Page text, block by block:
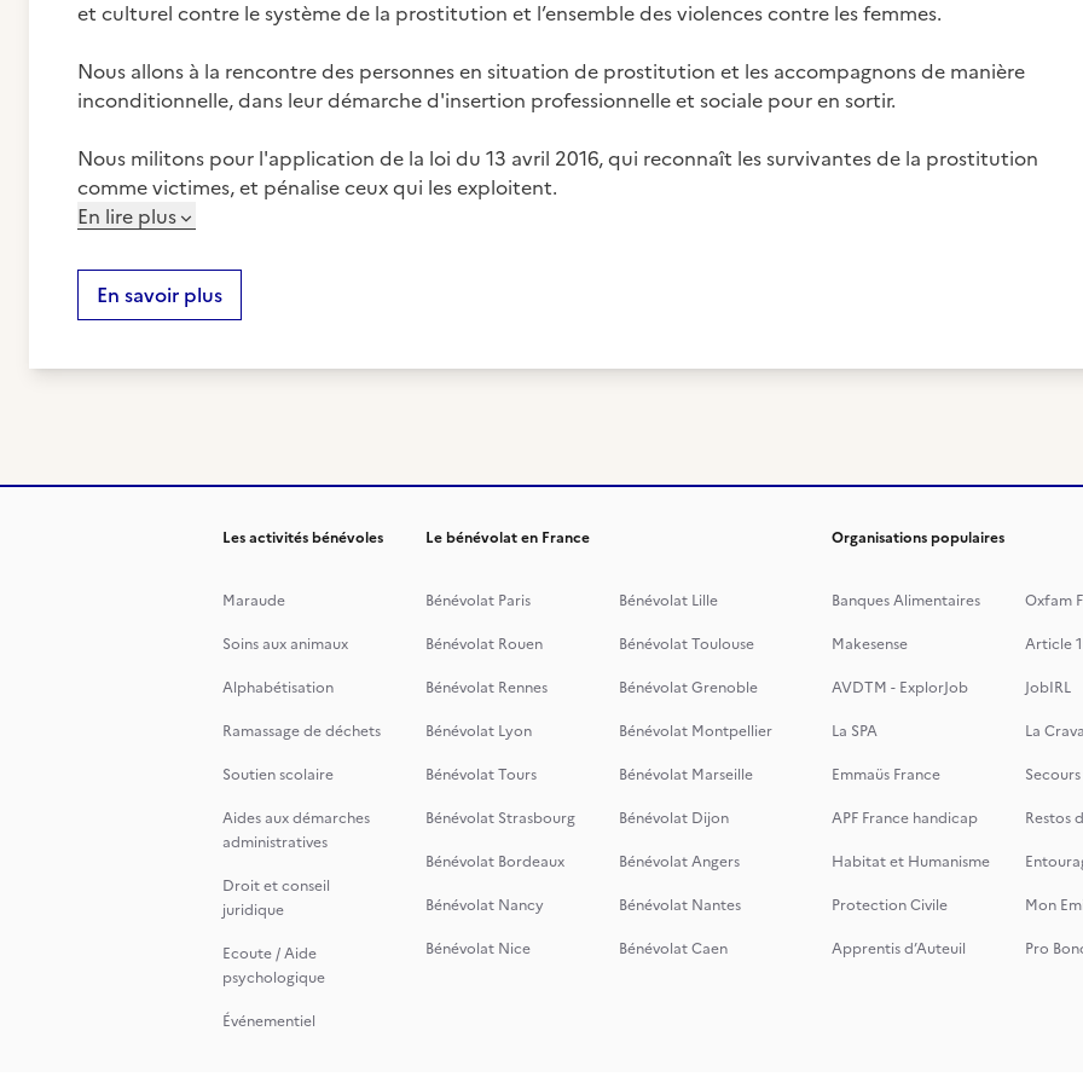
et culturel contre le système de la prostitution et l’ensemble des violences contre les femmes.
Nous allons à la rencontre des personnes en situation de prostitution et les accompagnons de manière
inconditionnelle, dans leur démarche d'insertion professionnelle et sociale pour en sortir.
Nous militons pour l'application de la loi du 13 avril 2016, qui reconnaît les survivantes de la prostitution
comme victimes, et pénalise ceux qui les exploitent.
En lire plus
En savoir plus
Les activités bénévoles
Maraude
Soins aux animaux
Alphabétisation
Ramassage de déchets
Soutien scolaire
Aides aux démarches
administratives
Droit et conseil
juridique
Ecoute / Aide
psychologique
Événementiel
Le bénévolat en France
Bénévolat Paris
Bénévolat Lille
Bénévolat Rouen
Bénévolat Toulouse
Bénévolat Rennes
Bénévolat Grenoble
Bénévolat Lyon
Bénévolat Montpellier
Bénévolat Tours
Bénévolat Marseille
Bénévolat Strasbourg
Bénévolat Dijon
Bénévolat Bordeaux
Bénévolat Angers
Bénévolat Nancy
Bénévolat Nantes
Bénévolat Nice
Bénévolat Caen
Organisations populaires
Banques Alimentaires
Oxfam
Makesense
Article 1
AVDTM - ExplorJob
JobIRL
La SPA
La
Emmaüs France
APF France handicap
Restos
Habitat et Humanisme
Protection Civile
Mon
Apprentis d’Auteuil
Pro